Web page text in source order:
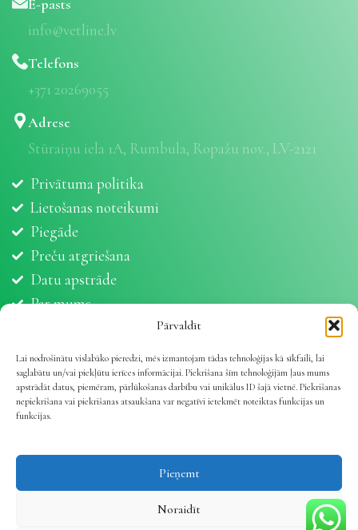
Pārvaldīt
Lai nodrošinātu vislabāko pieredzi, mēs izmantojam tādas tehnoloģijas kā sīkfaili, lai
saglabātu un/vai piekļūtu ierīces informācijai. Piekrišana šīm tehnoloģijām ļaus mums
apstrādāt datus, piemēram, pārlūkošanas darbību vai unikālus ID šajā vietnē. Piekrišanas
nepiekrišana vai piekrišanas atsaukšana var negatīvi ietekmēt noteiktas funkcijas un
funkcijas.
Pieņemt
Noraidīt
E-pasts
info@vetline.lv
Telefons
+371 20269055
Adrese
Stūraiņu iela 1A, Rumbula, Ropažu nov., LV-2121
Privātuma politika
Lietošanas noteikumi
Piegāde
Preču atgriešana
Datu apstrāde
Par mums
Sīkdatnes